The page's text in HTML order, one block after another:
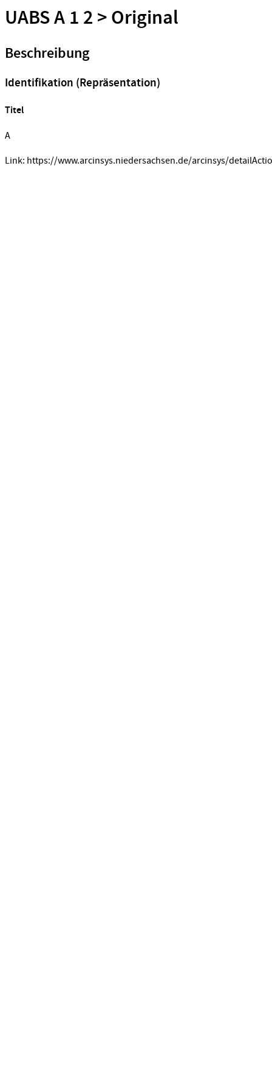
UABS A 1 2 > Original
Beschreibung
Identifikation (Repräsentation)
Titel
A
Link: https://www.arcinsys.niedersachsen.de/arcinsys/